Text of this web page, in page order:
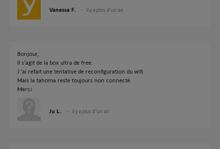
Vanessa F. il y a plus d'un an
Bonjour,
Il s'agit de la box ultra de free.
J 'ai refait une tentative de reconfiguration du wifi.
Mais la tahoma reste toujours non connecté.
Merci
Ju L. il y a plus d'un an